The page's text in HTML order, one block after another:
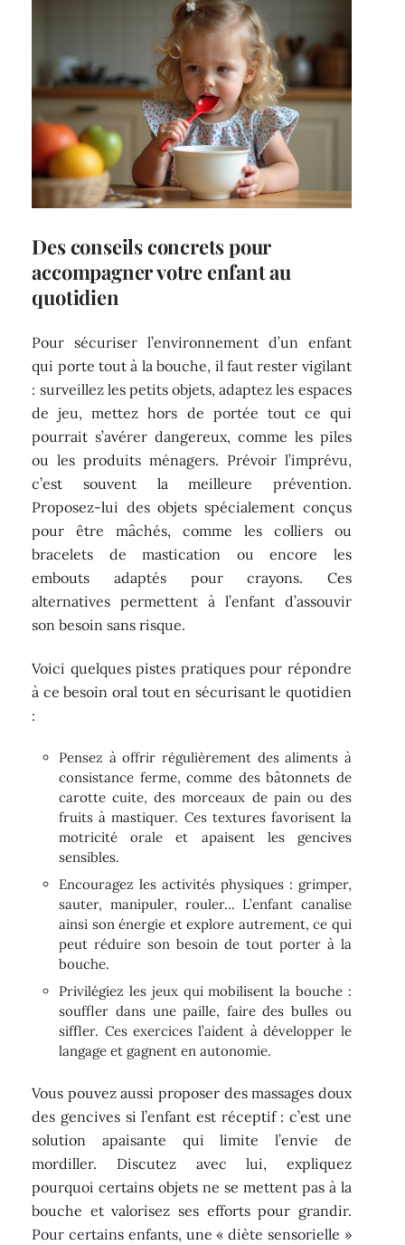
Des conseils concrets pour
accompagner votre enfant au
quotidien
Pour sécuriser l’environnement d’un enfant
qui porte tout à la bouche, il faut rester vigilant
: surveillez les petits objets, adaptez les espaces
de jeu, mettez hors de portée tout ce qui
pourrait s’avérer dangereux, comme les piles
ou les produits ménagers. Prévoir l’imprévu,
c’est souvent la meilleure prévention.
Proposez-lui des objets spécialement conçus
pour être mâchés, comme les colliers ou
bracelets de mastication ou encore les
embouts adaptés pour crayons. Ces
alternatives permettent à l’enfant d’assouvir
son besoin sans risque.
Voici quelques pistes pratiques pour répondre
à ce besoin oral tout en sécurisant le quotidien
:
Pensez à offrir régulièrement des aliments à
consistance ferme, comme des bâtonnets de
carotte cuite, des morceaux de pain ou des
fruits à mastiquer. Ces textures favorisent la
motricité orale et apaisent les gencives
sensibles.
Encouragez les activités physiques : grimper,
sauter, manipuler, rouler… L’enfant canalise
ainsi son énergie et explore autrement, ce qui
peut réduire son besoin de tout porter à la
bouche.
Privilégiez les jeux qui mobilisent la bouche :
souffler dans une paille, faire des bulles ou
siffler. Ces exercices l’aident à développer le
langage et gagnent en autonomie.
Vous pouvez aussi proposer des massages doux
des gencives si l’enfant est réceptif : c’est une
solution apaisante qui limite l’envie de
mordiller. Discutez avec lui, expliquez
pourquoi certains objets ne se mettent pas à la
bouche et valorisez ses efforts pour grandir.
Pour certains enfants, une « diète sensorielle »